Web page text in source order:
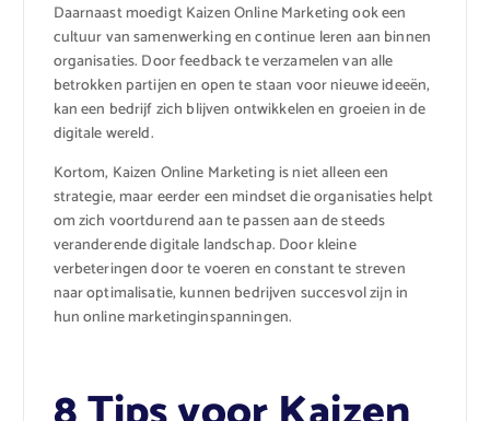
Daarnaast moedigt Kaizen Online Marketing ook een
cultuur van samenwerking en continue leren aan binnen
organisaties. Door feedback te verzamelen van alle
betrokken partijen en open te staan voor nieuwe ideeën,
kan een bedrijf zich blijven ontwikkelen en groeien in de
digitale wereld.
Kortom, Kaizen Online Marketing is niet alleen een
strategie, maar eerder een mindset die organisaties helpt
om zich voortdurend aan te passen aan de steeds
veranderende digitale landschap. Door kleine
verbeteringen door te voeren en constant te streven
naar optimalisatie, kunnen bedrijven succesvol zijn in
hun online marketinginspanningen.